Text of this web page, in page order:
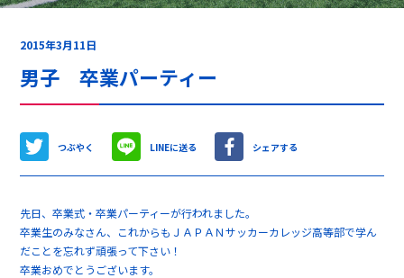
2015年3月11日
男子 卒業パーティー
つぶやく LINEに送る シェアする
先日、卒業式・卒業パーティーが行われました。
卒業生のみなさん、これからもＪＡＰＡＮサッカーカレッジ高等部で学ん
だことを忘れず頑張って下さい！
卒業おめでとうございます。